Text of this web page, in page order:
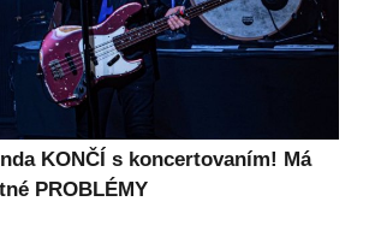
KONČÍ s koncertovaním! Má
PROBLÉMY